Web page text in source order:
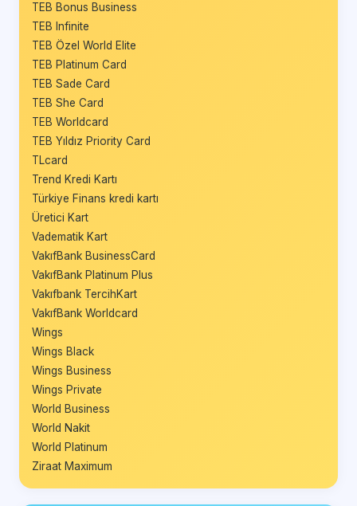
TEB Bonus Business
TEB Infinite
TEB Özel World Elite
TEB Platinum Card
TEB Sade Card
TEB She Card
TEB Worldcard
TEB Yıldız Priority Card
TLcard
Trend Kredi Kartı
Türkiye Finans kredi kartı
Üretici Kart
Vadematik Kart
VakıfBank BusinessCard
VakıfBank Platinum Plus
Vakıfbank TercihKart
VakıfBank Worldcard
Wings
Wings Black
Wings Business
Wings Private
World Business
World Nakit
World Platinum
Ziraat Maximum